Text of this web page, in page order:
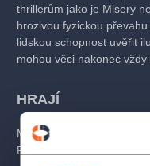
thrillerům jako je Misery
hrozivou fyzickou
lidskou schopnost uvěřit
mohou věci nakonec
HRAJÍ
Maude:
Peter: